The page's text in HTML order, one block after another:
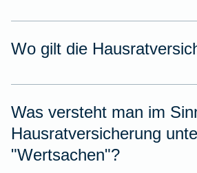
Wo gilt die
Was versteht man im
Hausratversicherung
"Wertsachen"?